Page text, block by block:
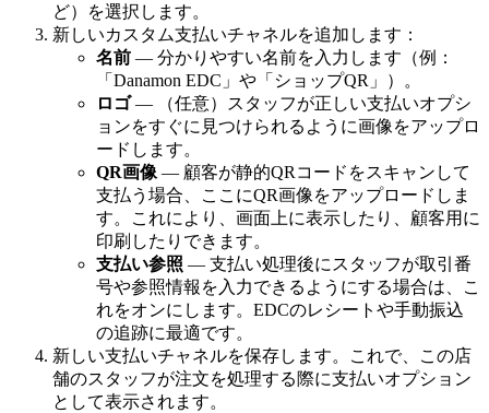
ど）を選択します。
新しいカスタム支払いチャネルを追加します：
名前 — 分かりやすい名前を入力します（例：
「Danamon EDC」や「ショップQR」）。
ロゴ— （任意）スタッフが正しい支払いオプシ
ョンをすぐに見つけられるように画像をアップロ
ードします。
QR画像— 顧客が静的QRコードをスキャンして
支払う場合、ここにQR画像をアップロードしま
す。これにより、画面上に表示したり、顧客用に
印刷したりできます。
支払い参照 — 支払い処理後にスタッフが取引番
号や参照情報を入力できるようにする場合は、こ
れをオンにします。EDCのレシートや手動振込
の追跡に最適です。
新しい支払いチャネルを保存します。これで、この店
舗のスタッフが注文を処理する際に支払いオプション
として表示されます。